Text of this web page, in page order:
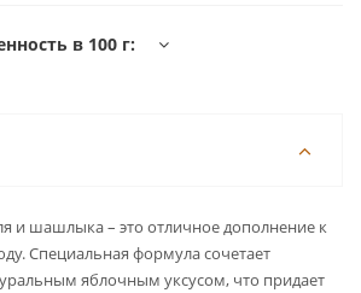
в 100 г:
и шашлыка – это отличное дополнение к
Специальная формула сочетает
яблочным уксусом, что придает